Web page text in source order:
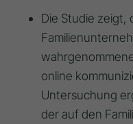
Die Studie zeigt,
online
Untersuchung
der auf den